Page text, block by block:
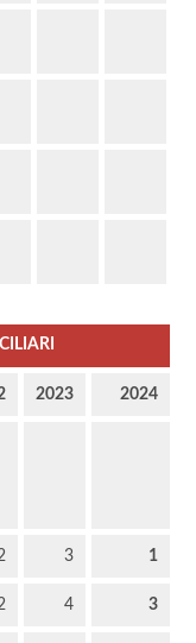
2023 2024
3 1
4 3